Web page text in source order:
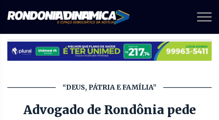
“DEUS, PÁTRIA E FAMÍLIA”
Advogado de Rondônia pede